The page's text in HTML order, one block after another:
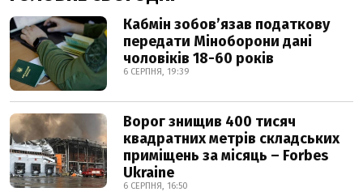
Кабмін зобовʼязав податкову
передати Міноборони дані
чоловіків 18-60 років
6 СЕРПНЯ, 19:39
Ворог знищив 400 тисяч
квадратних метрів складських
приміщень за місяць – Forbes
Ukraine
6 СЕРПНЯ, 16:50